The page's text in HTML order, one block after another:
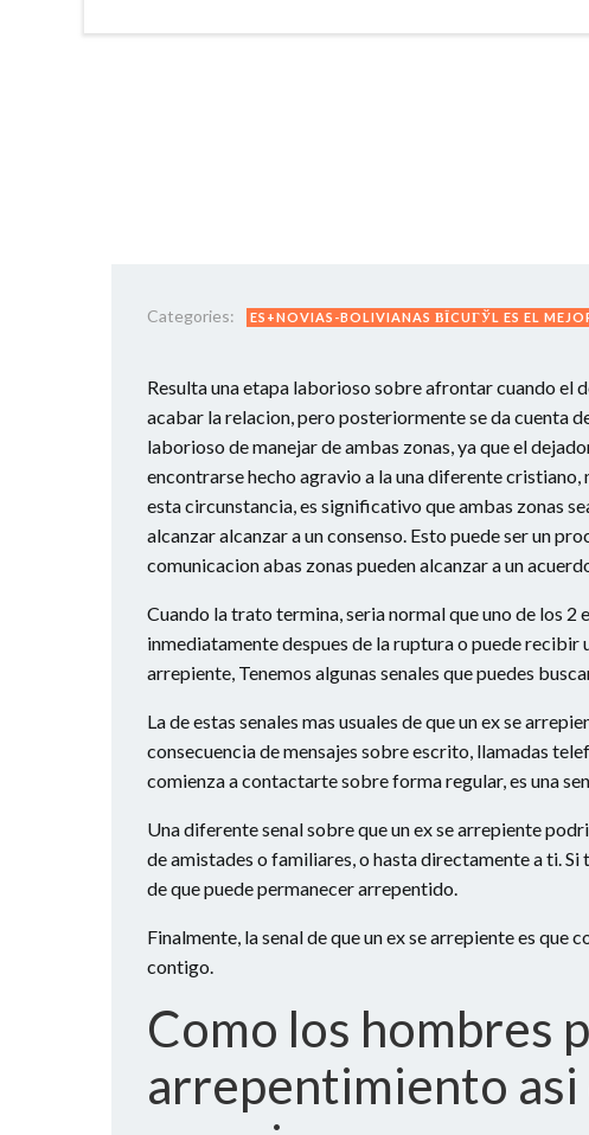
Categories: ES+NOVIAS-BOLIVIANAS ВЇCUГЎL ES EL
Resulta una etapa laborioso sobre afrontar cuando el
acabar la relacion, pero posteriormente se da cuenta
laborioso de manejar de ambas zonas, ya que el
encontrarse hecho agravio a la una diferente
esta circunstancia, es significativo que ambas zonas
alcanzar alcanzar a un consenso. Esto puede ser un
comunicacion abas zonas pueden alcanzar a un
Cuando la trato termina, seri­a normal que uno de los 2
inmediatamente despues de la ruptura o puede recibir
arrepiente, Tenemos algunas senales que puedes
La de estas senales mas usuales de que un ex se
consecuencia de mensajes sobre escrito, llamadas
comienza a contactarte sobre forma regular, es una
Una diferente senal sobre que un ex se arrepiente
de amistades o familiares, o hasta directamente a ti.
de que puede permanecer arrepentido.
Finalmente, la senal de que un ex se arrepiente es
contigo.
Como los hombres
arrepentimiento